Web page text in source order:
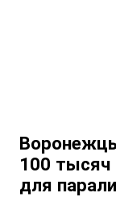
100 тысяч
для